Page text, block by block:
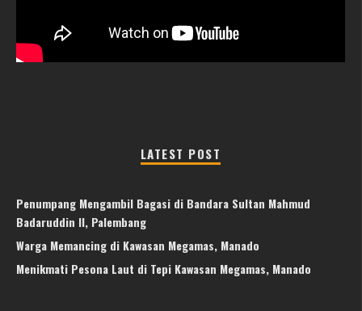
LATEST POST
Penumpang Mengambil Bagasi di Bandara Sultan Mahmud
Badaruddin II, Palembang
Warga Memancing di Kawasan Megamas, Manado
Menikmati Pesona Laut di Tepi Kawasan Megamas, Manado